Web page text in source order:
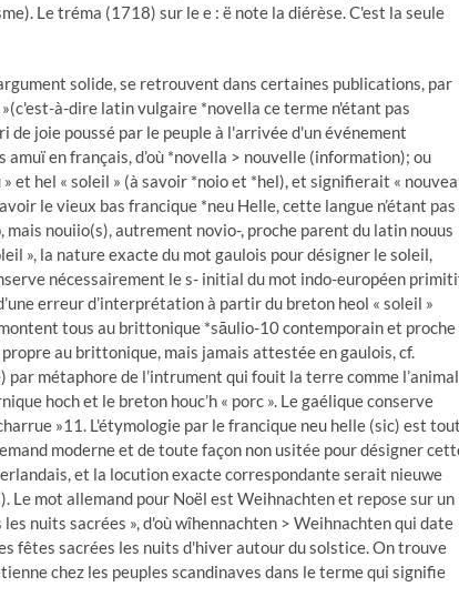
Le tréma (1718) sur le e : ë note la diérèse. C'est la seule
solide, se retrouvent dans certaines publications, par
à-dire latin vulgaire *novella ce terme n'étant pas
joie poussé par le peuple à l'arrivée d'un événement
en français, d’où *novella > nouvelle (information); ou
et hel « soleil » (à savoir *noio et *hel), et signifierait «
le vieux bas francique *neu Helle, cette langue n’étant pas
nouiio(s), autrement novio-, proche parent du latin nouus
», la nature exacte du mot gaulois pour désigner le soleil,
nécessairement le s- initial du mot indo-européen
erreur d’interprétation à partir du breton heol « soleil »
tous au brittonique *sāulio-10 contemporain et proche
au brittonique, mais jamais attestée en gaulois, cf.
par métaphore de l’intrument qui fouit la terre comme
hoch et le breton houc’h « porc ». Le gaélique conserve
»11. L'étymologie par le francique neu helle (sic) est
moderne et de toute façon non usitée pour désigner
et la locution exacte correspondante serait nieuwe
Le mot allemand pour Noël est Weihnachten et repose sur un
nuits sacrées », d'où wîhennachten > Weihnachten qui date
fêtes sacrées les nuits d'hiver autour du solstice. On trouve
chez les peuples scandinaves dans le terme qui signifie